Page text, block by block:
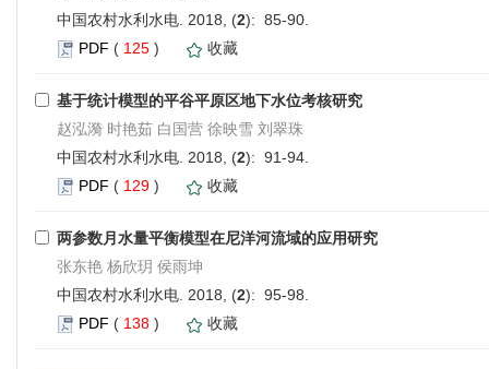
中国农村水利水电. 2018, (2): 85-90.
PDF ( 125 ) 收藏
基于统计模型的平谷平原区地下水位考核研究
赵泓漪 时艳茹 白国营 徐映雪 刘翠珠
中国农村水利水电. 2018, (2): 91-94.
PDF ( 129 ) 收藏
两参数月水量平衡模型在尼洋河流域的应用研究
张东艳 杨欣玥 侯雨坤
中国农村水利水电. 2018, (2): 95-98.
PDF ( 138 ) 收藏